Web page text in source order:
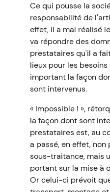
Ce qui pousse la
responsabilité de
effet, il a mal réalisé
va répondre des
prestataires qu'il a
lieux pour les
important la façon
sont intervenus.
« Impossible ! »,
la façon dont sont
prestataires est, au
a passé, en effet,
sous-traitance, mais
portant sur la mise à
Or celui-ci prévoit